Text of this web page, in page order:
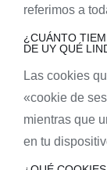
referimos a
¿CUÁNTO
DE UY QUÉ
Las cookies
«cookie de
mientras que
en tu